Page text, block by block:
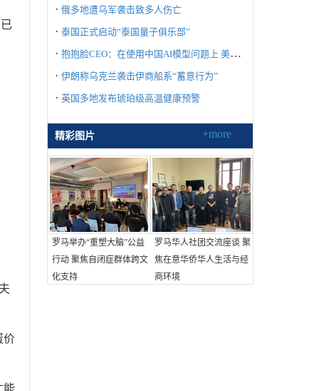
价
能
· 俄多地遭乌军袭击致多人伤亡
· 泰国正式启动“泰国量子俱乐部”
· 抱抱脸CEO：在使用中国AI模型问题上 美国不要“自废武功”
· 伊朗称乌克兰袭击伊商船系“蓄意行为”
· 英国多地发布琥珀级高温健康预警
精彩图片 +more
罗马举办“重塑大脑”公益
行动 聚焦自闭症群体跨文
化支持
罗马华人社团交流座谈 聚
焦在意华侨华人生活与经
商环境